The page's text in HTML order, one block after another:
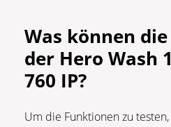
Was können
der Hero Wash
760 IP?
Um die Funktionen zu